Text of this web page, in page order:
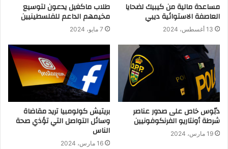
مساعدة مالية من كيبيك لضحايا
العاصفة الاستوائية ديبي
13 أغسطس، 2024
طلاب ماكغيل يدعون لتوسيع
مخيمهم الداعم للفلسطينيين
7 مايو، 2024
دبّوس خاص على صدور عناصر
شرطة أونتاريو الفرنكوفونيين
19 مارس، 2024
بريتيش كولومبيا تريد مقاضاة
وسائل التواصل التي تؤذي صحة
الناس
16 مارس، 2024